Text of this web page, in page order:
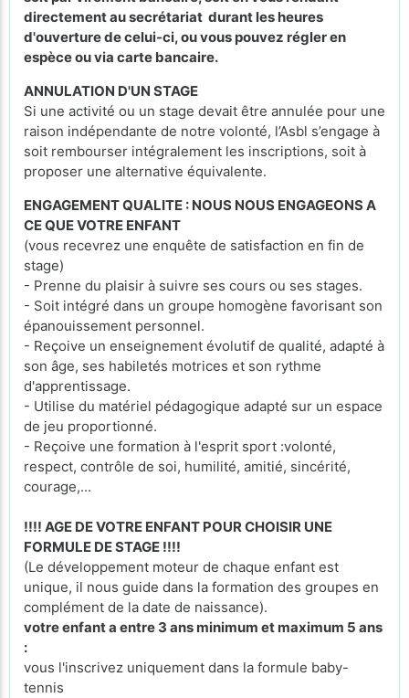
directement au secrétariat durant les heures
d'ouverture de celui-ci, ou vous pouvez régler en
espèce ou via carte bancaire.
ANNULATION D'UN STAGE
Si une activité ou un stage devait être annulée pour une
raison indépendante de notre volonté, l’Asbl s’engage à
soit rembourser intégralement les inscriptions, soit à
proposer une alternative équivalente.
ENGAGEMENT QUALITE : NOUS NOUS ENGAGEONS A
CE QUE VOTRE ENFANT
(vous recevrez une enquête de satisfaction en fin de
stage)
- Prenne du plaisir à suivre ses cours ou ses stages.
- Soit intégré dans un groupe homogène favorisant son
épanouissement personnel.
- Reçoive un enseignement évolutif de qualité, adapté à
son âge, ses habiletés motrices et son rythme
d'apprentissage.
- Utilise du matériel pédagogique adapté sur un espace
de jeu proportionné.
- Reçoive une formation à l'esprit sport :volonté,
respect, contrôle de soi, humilité, amitié, sincérité,
courage,...
!!!! AGE DE VOTRE ENFANT POUR CHOISIR UNE
FORMULE DE STAGE !!!!
(Le développement moteur de chaque enfant est
unique, il nous guide dans la formation des groupes en
complément de la date de naissance).
votre enfant a entre 3 ans minimum et maximum 5 ans
:
vous l'inscrivez uniquement dans la formule baby-
tennis